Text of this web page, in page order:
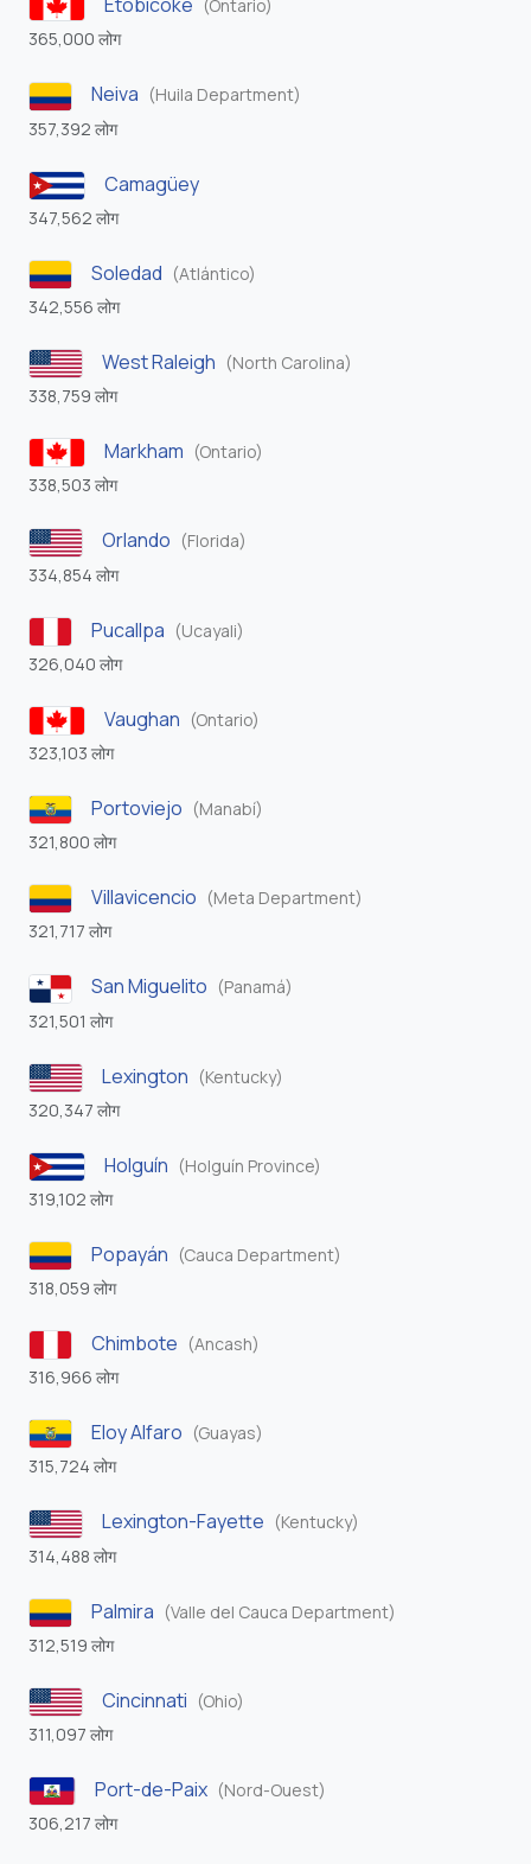
(Ontario)
365,000 लोग
Neiva (Huila Department)
357,392 लोग
Camagüey
347,562 लोग
Soledad (Atlántico)
342,556 लोग
West Raleigh (North Carolina)
338,759 लोग
Markham (Ontario)
338,503 लोग
Orlando (Florida)
334,854 लोग
Pucallpa (Ucayali)
326,040 लोग
Vaughan (Ontario)
323,103 लोग
Portoviejo (Manabí)
321,800 लोग
Villavicencio (Meta Department)
321,717 लोग
San Miguelito (Panamá)
321,501 लोग
Lexington (Kentucky)
320,347 लोग
Holguín (Holguín Province)
319,102 लोग
Popayán (Cauca Department)
318,059 लोग
Chimbote (Ancash)
316,966 लोग
Eloy Alfaro (Guayas)
315,724 लोग
Lexington-Fayette (Kentucky)
314,488 लोग
Palmira (Valle del Cauca Department)
312,519 लोग
Cincinnati (Ohio)
311,097 लोग
Port-de-Paix (Nord-Ouest)
306,217 लोग